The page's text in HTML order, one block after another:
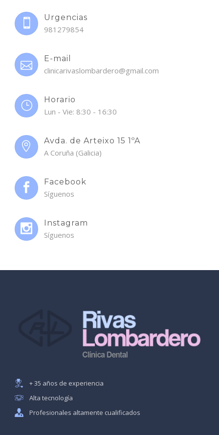
Urgencias
981279854
E-mail
clinicarivaslombardero@gmail.com
Horario
Lun - Vie: 8:30 - 16:30
Avda. de Arteixo 15 1ºA
A Coruña (Galicia)
Facebook
Síguenos
Instagram
Síguenos
+ 35 años de experiencia
Alta tecnología
Profesionales altamente cualificados